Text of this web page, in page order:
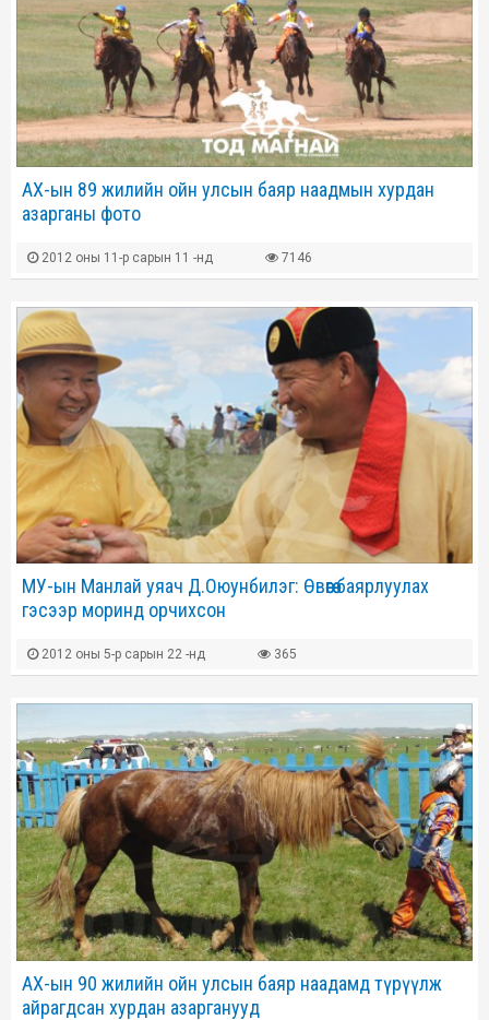
АХ-ын 89 жилийн ойн улсын баяр наадмын хурдан
азарганы фото
2012 оны 11-р сарын 11 -нд 7146
МУ-ын Манлай уяач Д.Оюунбилэг: Өвөөгөө баярлуулах
гэсээр моринд орчихсон
2012 оны 5-р сарын 22 -нд 365
АХ-ын 90 жилийн ойн улсын баяр наадамд түрүүлж
айрагдсан хурдан азарганууд